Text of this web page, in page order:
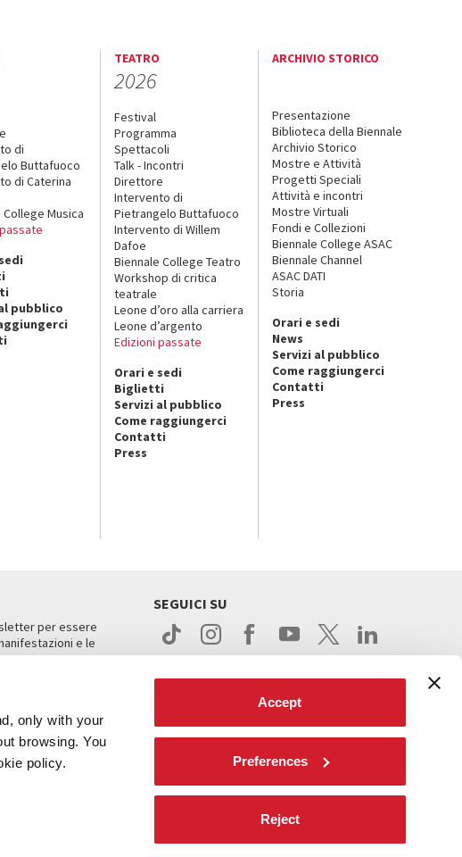
only with your
browsing. You
policy.
Accept
Preferences
Reject
di
Buttafuoco
di Caterina
College Musica
pubblico
TEATRO
2026
Festival
Programma
Spettacoli
Talk - Incontri
Direttore
Intervento di
Pietrangelo Buttafuoco
Intervento di Willem
Dafoe
Biennale College Teatro
Workshop di critica
teatrale
Leone d’oro alla carriera
Leone d’argento
Edizioni passate
Orari e sedi
Biglietti
Servizi al pubblico
Come raggiungerci
Contatti
Press
ARCHIVIO STORICO
Presentazione
Biblioteca della Biennale
Archivio Storico
Mostre e Attività
Progetti Speciali
Attività e incontri
Mostre Virtuali
Fondi e Collezioni
Biennale College ASAC
Biennale Channel
ASAC DATI
Storia
Orari e sedi
News
Servizi al pubblico
Come raggiungerci
Contatti
Press
per essere
e le
SEGUICI SU